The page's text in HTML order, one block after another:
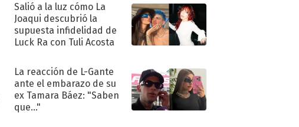
Salió a la luz cómo La
Joaqui descubrió la
supuesta infidelidad de
Luck Ra con Tuli Acosta
La reacción de L-Gante
ante el embarazo de su
ex Tamara Báez: "Saben
que..."